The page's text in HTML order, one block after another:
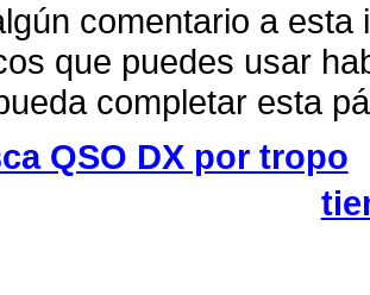
comentario a
que puedes usar
completar esta
QSO DX por tropo